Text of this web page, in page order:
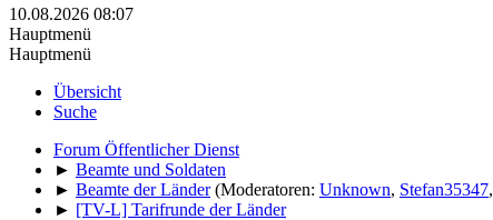
10.08.2026 08:07
Hauptmenü
Hauptmenü
Übersicht
Suche
Forum Öffentlicher Dienst
► Beamte und Soldaten
► Beamte der Länder (Moderatoren: Unknown, Stefan35347,
► [TV-L] Tarifrunde der Länder